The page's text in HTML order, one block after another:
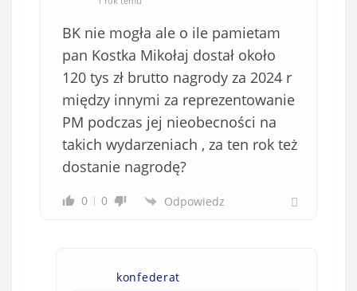
BK nie mogła ale o ile pamietam
pan Kostka Mikołaj dostał około
120 tys zł brutto nagrody za 2024 r
między innymi za reprezentowanie
PM podczas jej nieobecności na
takich wydarzeniach , za ten rok też
dostanie nagrodę?
0 0 Odpowiedz
konfederat